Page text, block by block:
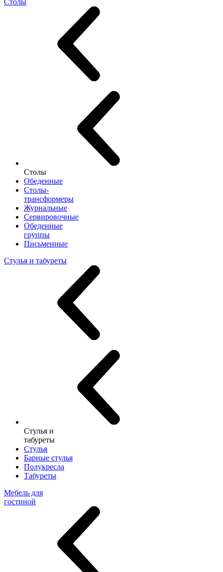
Столы
Столы
Обеденные
Столы-
трансформеры
Журнальные
Сервировочные
Обеденные
группы
Письменные
Стулья и табуреты
Стулья и
табуреты
Стулья
Барные стулья
Полукресла
Табуреты
Мебель для
гостиной